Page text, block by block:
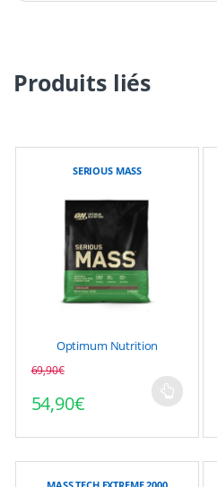
Produits liés
SERIOUS MASS
Optimum Nutrition
69,90€
54,90€
a
plusieurs
variations.